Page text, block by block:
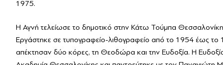
1975.
Η Αγνή τελείωσε το δημοτικό στην Κάτω Τούμπα
Εργάστηκε σε τυπογραφείο-λιθογραφείο από το 1954 έως το
απέκτησαν δύο κόρες, τη Θεοδώρα και την Ευδοξία. Η